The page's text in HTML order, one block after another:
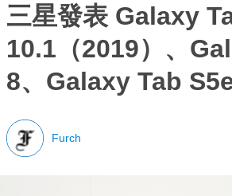
三星發表 Galaxy
10.1（2019）、
8、Galaxy Tab
Furch